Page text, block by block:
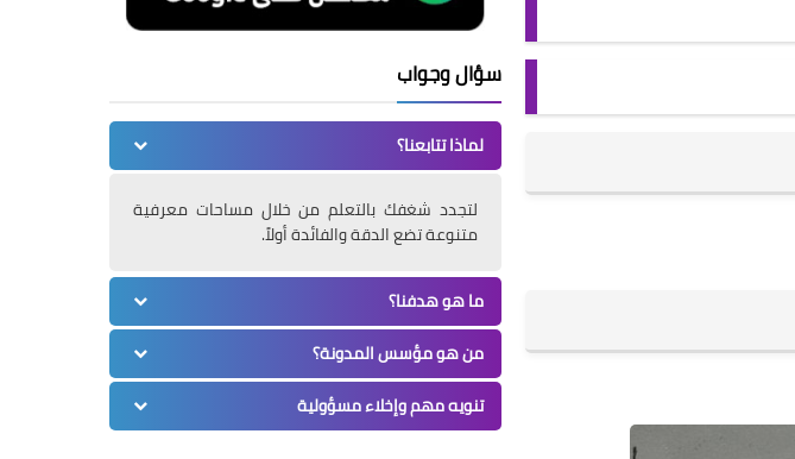
سؤال وجواب
لماذا تتابعنا؟
لتجدد شغفك بالتعلم من خلال مساحات معرفية
متنوعة تضع الدقة والفائدة أولاً.
ما هو هدفنا؟
من هو مؤسس المدونة؟
تنويه مهم وإخلاء مسؤولية